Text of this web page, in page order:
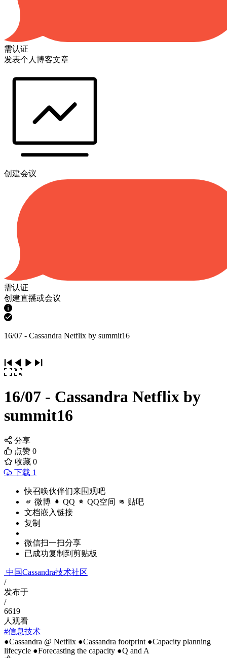
需认证
发表个人博客文章
创建会议
需认证
创建直播或会议
16/07 - Cassandra Netflix by summit16
16/07 - Cassandra Netflix by
summit16
分享
点赞 0
收藏 0
下载 1
快召唤伙伴们来围观吧
微博 QQ QQ空间 贴吧
文档嵌入链接
复制
微信扫一扫分享
已成功复制到剪贴板
中国Cassandra技术社区
/
发布于
/
6619
人观看
#信息技术
●Cassandra @ Netflix ●Cassandra footprint ●Capacity planning
lifecycle ●Forecasting the capacity ●Q and A